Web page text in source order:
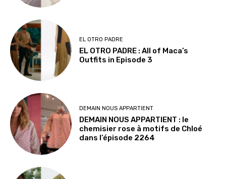
EL OTRO PADRE
EL OTRO PADRE : All of Maca’s
Outfits in Episode 3
DEMAIN NOUS APPARTIENT
DEMAIN NOUS APPARTIENT : le
chemisier rose à motifs de Chloé
dans l’épisode 2264